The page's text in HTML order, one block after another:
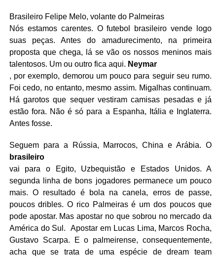
Brasileiro Felipe Melo, volante do Palmeiras
Nós estamos carentes. O futebol brasileiro vende logo
suas peças. Antes do amadurecimento, na primeira
proposta que chega, lá se vão os nossos meninos mais
talentosos. Um ou outro fica aqui. Neymar
, por exemplo, demorou um pouco para seguir seu rumo.
Foi cedo, no entanto, mesmo assim. Migalhas continuam.
Há garotos que sequer vestiram camisas pesadas e já
estão fora. Não é só para a Espanha, Itália e Inglaterra.
Antes fosse.
Seguem para a Rússia, Marrocos, China e Arábia. O
brasileiro
vai para o Egito, Uzbequistão e Estados Unidos. A
segunda linha de bons jogadores permanece um pouco
mais. O resultado é bola na canela, erros de passe,
poucos dribles. O rico Palmeiras é um dos poucos que
pode apostar. Mas apostar no que sobrou no mercado da
América do Sul. Apostar em Lucas Lima, Marcos Rocha,
Gustavo Scarpa. E o palmeirense, consequentemente,
acha que se trata de uma espécie de dream team